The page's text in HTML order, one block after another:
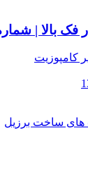
بالا | شماره
کامپوزیت
های ساخت برزیل